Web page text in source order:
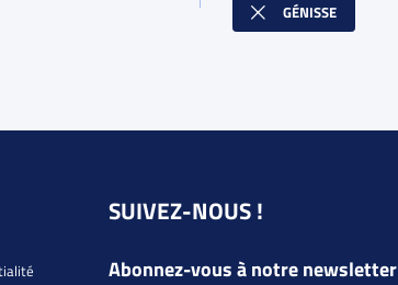
GÉNISSE
SUIVEZ-NOUS !
Abonnez-vous à notre newsletter